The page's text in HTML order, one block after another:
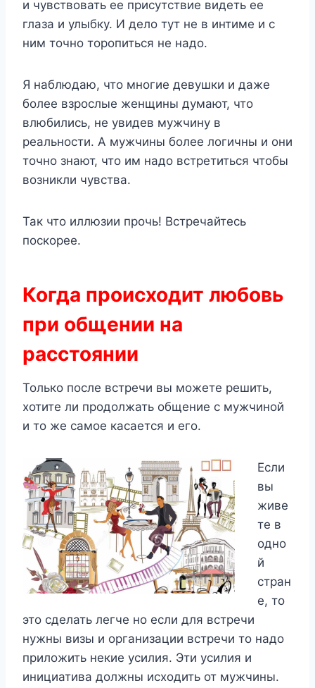
и чувствовать ее присутствие видеть ее
глаза и улыбку. И дело тут не в интиме и с
ним точно торопиться не надо.
Я наблюдаю, что многие девушки и даже
более взрослые женщины думают, что
влюбились, не увидев мужчину в
реальности. А мужчины более логичны и они
точно знают, что им надо встретиться чтобы
возникли чувства.
Так что иллюзии прочь! Встречайтесь
поскорее.
Когда происходит любовь
при общении на
расстоянии
Только после встречи вы можете решить,
хотите ли продолжать общение с мужчиной
и то же самое касается и его.
Если
вы
живе
те в
одно
й
стран
е, то
это сделать легче но если для встречи
нужны визы и организации встречи то надо
приложить некие усилия. Эти усилия и
инициатива должны исходить от мужчины.